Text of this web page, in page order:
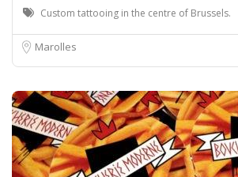
Custom tattooing in the centre of Brussels.
Marolles